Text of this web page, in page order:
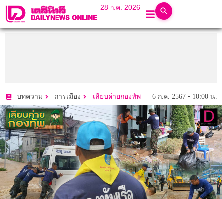
28 ก.ค. 2026
บทความ การเมือง เลียบค่ายกองทัพ 6 ก.ค. 2567 • 10:00 น.